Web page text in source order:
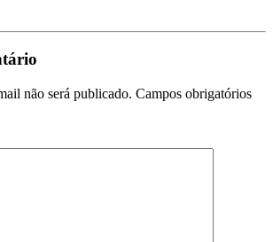
não será publicado. Campos obrigatórios